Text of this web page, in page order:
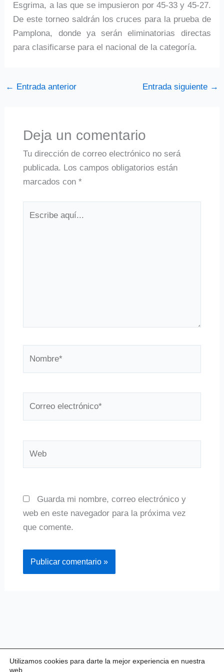
Esgrima, a las que se impusieron por 45-33 y 45-27.
De este torneo saldrán los cruces para la prueba de
Pamplona, donde ya serán eliminatorias directas
para clasificarse para el nacional de la categoría.
← Entrada anterior Entrada siguiente →
Deja un comentario
Tu dirección de correo electrónico no será
publicada. Los campos obligatorios están
marcados con *
Guarda mi nombre, correo electrónico y
web en este navegador para la próxima vez
que comente.
Utilizamos cookies para darte la mejor experiencia en nuestra
web.